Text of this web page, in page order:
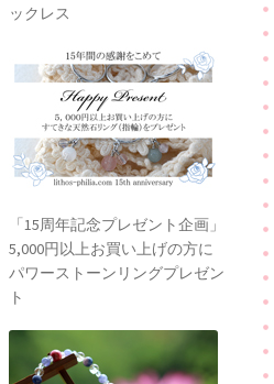
ックレス
「15周年記念プレゼント企画」
5,000円以上お買い上げの方に
パワーストーンリングプレゼン
ト